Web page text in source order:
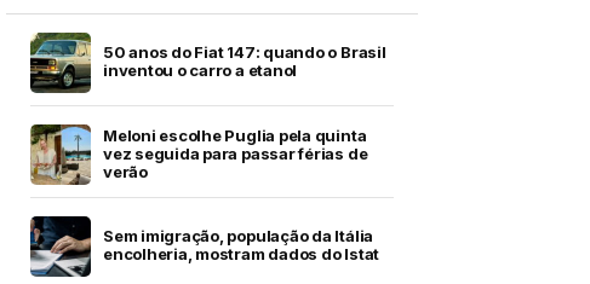
50 anos do Fiat 147: quando o Brasil
inventou o carro a etanol
Meloni escolhe Puglia pela quinta
vez seguida para passar férias de
verão
Sem imigração, população da Itália
encolheria, mostram dados do Istat